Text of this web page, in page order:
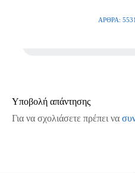
ΆΡΘΡΑ: 5531
Υποβολή απάντησης
Για να σχολιάσετε πρέπει να